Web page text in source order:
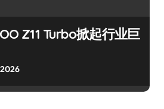
Z11 Turbo掀起行业巨